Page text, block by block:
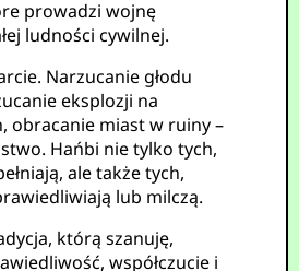
prowadzi wojnę
ludności cywilnej.
Narzucanie głodu
eksplozji na
obracanie miast w ruiny –
Hańbi nie tylko tych,
ale także tych,
lub milczą.
którą szanuję,
współczucie i